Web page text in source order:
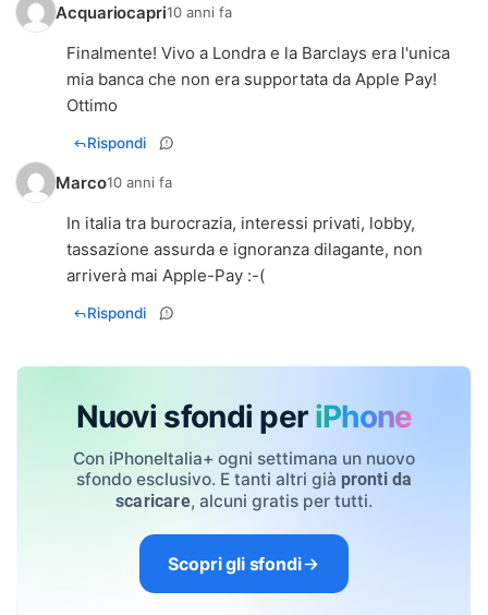
Acquariocapri10 anni fa
Finalmente! Vivo a Londra e la Barclays era l'unica
mia banca che non era supportata da Apple Pay!
Ottimo
Rispondi
Marco10 anni fa
In italia tra burocrazia, interessi privati, lobby,
tassazione assurda e ignoranza dilagante, non
arriverà mai Apple-Pay :-(
Rispondi
Nuovi sfondi per iPhone
Con iPhoneItalia+ ogni settimana un nuovo
sfondo esclusivo. E tanti altri già pronti da
scaricare, alcuni gratis per tutti.
Scopri gli sfondi